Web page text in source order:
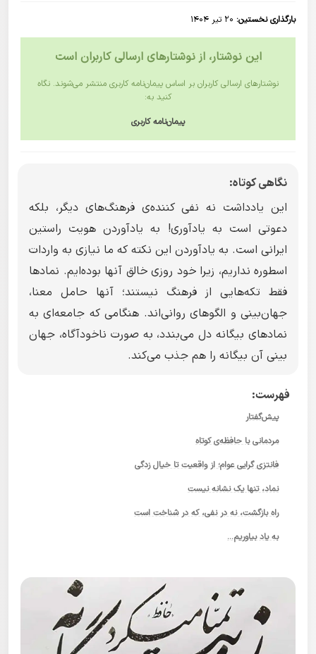
بارگذاری نخستین: ۲۰ تیر ۱۴۰۴
این نوشتار، از نوشتارهای ارسالی کاربران است
نوشتارهای ارسالی کاربران بر اساس پیمان‌نامه کاربری منتشر می‌شوند. نگاه
کنید به:
پیمان‌نامه کاربری
نگاهی کوتاه:
این یادداشت نه نفی کننده‌ی فرهنگ‌های دیگر، بلکه
دعوتی است به یادآوری! به یادآوردن هویت راستین
ایرانی است. به یادآوردن این نکته که ما نیازی به واردات
اسطوره نداریم، زیرا خود روزی خالق آنها بوده‌ایم. نمادها
فقط تکه‌هایی از فرهنگ نیستند؛ آنها حامل معنا،
جهان‌بینی و الگوهای روانی‌اند. هنگامی که جامعه‌ای به
نمادهای بیگانه دل می‌بندد، به صورت ناخودآگاه، جهان
بینی آن بیگانه را هم جذب می‌کند.
فهرست:
پیش‌گفتار
مردمانی با حافظه‌ی کوتاه
فانتزی گرایی عوام؛ از واقعیت تا خیال زدگی
نماد، تنها یک نشانه نیست
راه بازگشت، نه در نفی، که در شناخت است
به یاد بیاوریم…